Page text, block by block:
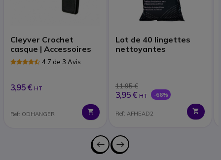
Cleyver Crochet
casque | Accessoires
4.7 de 3 Avis
3,95 € HT
Ref: ODHANGER
Lot de 40 lingettes
nettoyantes
11,95 €
3,95 € HT -66%
Ref: AFHEAD2